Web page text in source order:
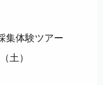
集体験ツアー
土）